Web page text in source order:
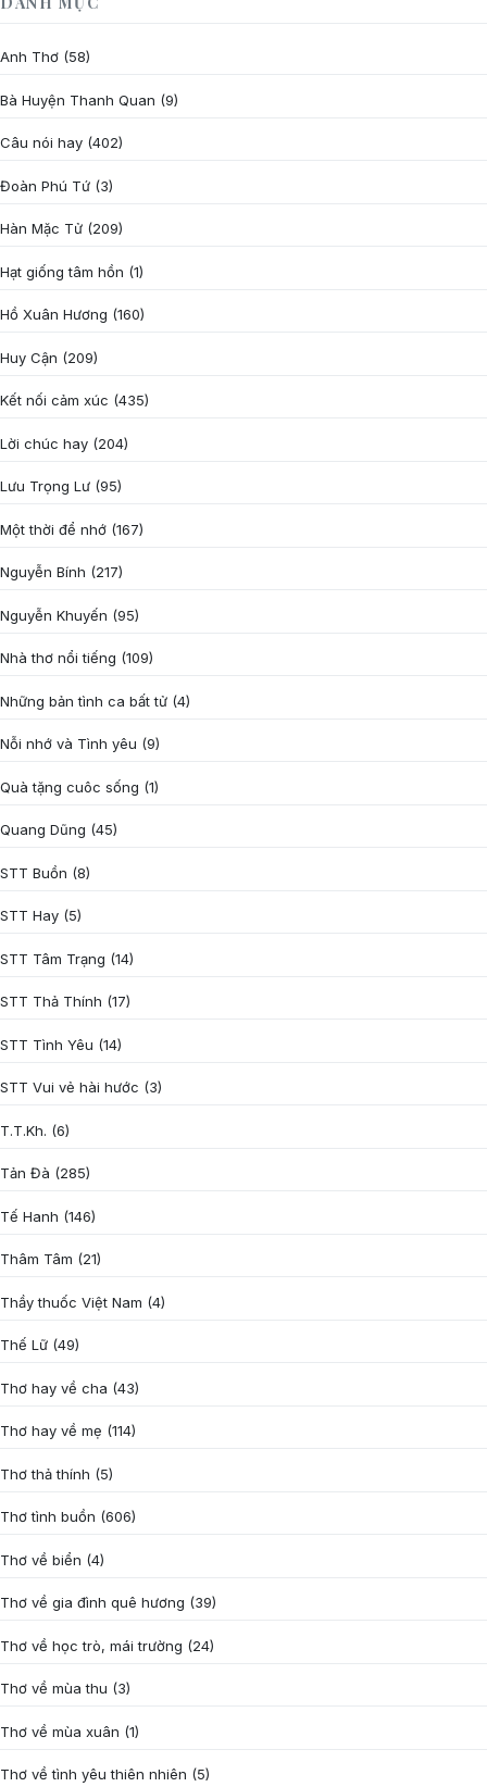
Anh Thơ (58)
Bà Huyện Thanh Quan (9)
Câu nói hay (402)
Đoàn Phú Tứ (3)
Hàn Mặc Tử (209)
Hạt giống tâm hồn (1)
Hồ Xuân Hương (160)
Huy Cận (209)
Kết nối cảm xúc (435)
Lời chúc hay (204)
Lưu Trọng Lư (95)
Một thời để nhớ (167)
Nguyễn Bính (217)
Nguyễn Khuyến (95)
Nhà thơ nổi tiếng (109)
Những bản tình ca bất tử (4)
Nỗi nhớ và Tình yêu (9)
Quà tặng cuôc sống (1)
Quang Dũng (45)
STT Buồn (8)
STT Hay (5)
STT Tâm Trạng (14)
STT Thả Thính (17)
STT Tình Yêu (14)
STT Vui vẻ hài hước (3)
T.T.Kh. (6)
Tản Đà (285)
Tế Hanh (146)
Thâm Tâm (21)
Thầy thuốc Việt Nam (4)
Thế Lữ (49)
Thơ hay về cha (43)
Thơ hay về mẹ (114)
Thơ thả thính (5)
Thơ tình buồn (606)
Thơ về biển (4)
Thơ về gia đình quê hương (39)
Thơ về học trò, mái trường (24)
Thơ về mùa thu (3)
Thơ về mùa xuân (1)
Thơ về tình yêu thiên nhiên (5)